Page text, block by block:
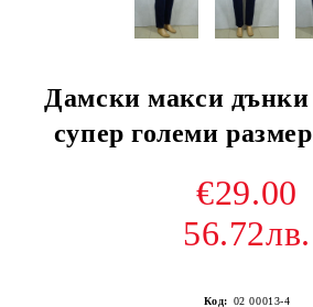
Дамски макси дънки
супер големи
€29.00
56.72лв.
Код: 02 00013-4